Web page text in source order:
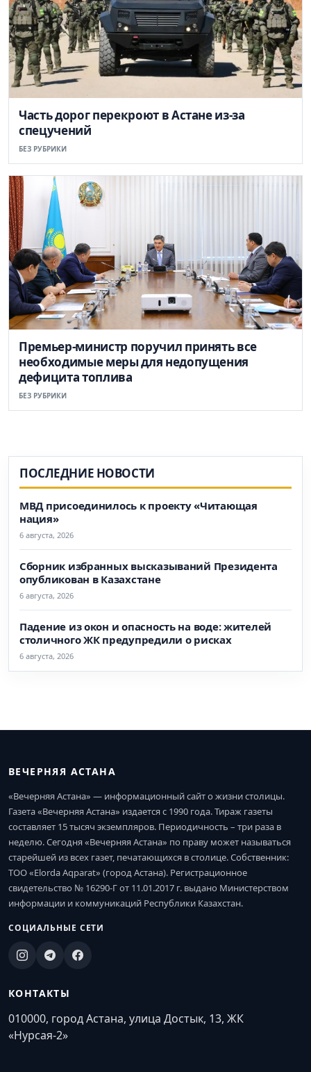
Часть дорог перекроют в Астане из-за
спецучений
БЕЗ РУБРИКИ
Премьер-министр поручил принять все
необходимые меры для недопущения
дефицита топлива
БЕЗ РУБРИКИ
ПОСЛЕДНИЕ НОВОСТИ
МВД присоединилось к проекту «Читающая
нация»
6 августа, 2026
Сборник избранных высказываний Президента
опубликован в Казахстане
6 августа, 2026
Падение из окон и опасность на воде: жителей
столичного ЖК предупредили о рисках
6 августа, 2026
ВЕЧЕРНЯЯ АСТАНА
«Вечерняя Астана» — информационный сайт о жизни столицы.
Газета «Вечерняя Астана» издается с 1990 года. Тираж газеты
составляет 15 тысяч экземпляров. Периодичность – три раза в
неделю. Сегодня «Вечерняя Астана» по праву может называться
старейшей из всех газет, печатающихся в столице. Собственник:
ТОО «Elorda Aqparat» (город Астана). Регистрационное
свидетельство № 16290-Г от 11.01.2017 г. выдано Министерством
информации и коммуникаций Республики Казахстан.
СОЦИАЛЬНЫЕ СЕТИ
КОНТАКТЫ
010000, город Астана, улица Достык, 13, ЖК
«Нурсая-2»